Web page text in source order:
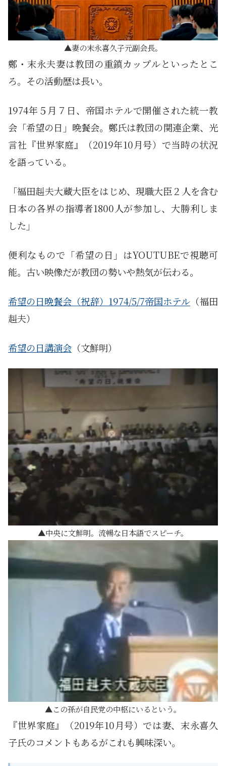
妻の末永喜久子元副会長。
鄭・末永夫妻は教団の重鎮カップルといったとこ
ろ。その活動歴は長い。
1974年５月７日、帝国ホテルで開催された統一教
会「希望の日」晩餐会。鄭氏は教団の関連企業、光
言社『世界家庭』（2019年10月号）で当時の状況
を語っている。
「福田赳夫大蔵大臣をはじめ、現職大臣２人を含む
日本の各界の指導者1800人が参加し、大勝利しま
した」
便利なもので「希望の日」はYOUTUBEで視聴可
能。古い映像だが教団の勢いや熱気が伝わる。
希望の日晩餐会（祝辞）1974/5/7帝国ホテル （福田
赳夫）
希望の日講演会 （文鮮明）
中央に文鮮明。流暢な日本語でスピーチ。
この孫が自民党の中枢にいるという。
『世界家庭』（2019年10月号）では妻、末永喜久
子氏のコメントもあるがこれも興味深い。